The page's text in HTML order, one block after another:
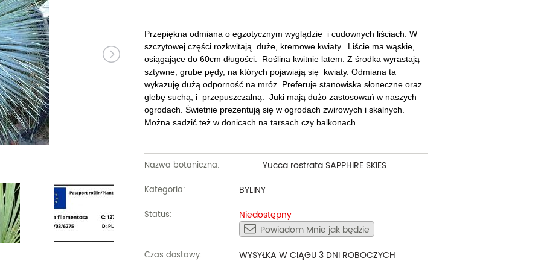
Truskawki i poziomki
Winogrona
Żurawiny
Pozostałe
Dęby
Glediczje
Głogi
Graby
Jabłonie ozdobne
Jarzębiny i jarząby
Wierzby
Wiśnie ozdobne
Złotokapy
Pozostałe
Forsycje
Hibiskusy
Hortensje
Jaśminowce
Kaliny
Kalmie
Krzewuszki
Pięciorniki
Piwonie
Pnącza
Powojniki - Clematisy
Różaneczniki
Tawuły i tawułki
Wisterie
Żarnowce
Pozostałe
Przepiękna odmiana o egzotycznym wyglądzie i cudownych liściach. W
szczytowej części rozkwitają duże, kremowe kwiaty. Liście ma wąskie,
osiągające do 60cm długości. Roślina kwitnie latem. Z środka wyrastają
sztywne, grube pędy, na których pojawiają się kwiaty. Odmiana ta
wykazuję dużą odporność na mróz. Preferuje stanowiska słoneczne oraz
glebę suchą, i przepuszczalną. Juki mają dużo zastosowań w naszych
ogrodach. Świetnie prezentują się w ogrodach żwirowych i skalnych.
Można sadzić też w donicach na tarsach czy balkonach.
Nazwa botaniczna: Yucca rostrata SAPPHIRE SKIES
Kategoria: BYLINY
Status:
Niedostępny
Powiadom Mnie jak będzie
Czas dostawy: WYSYŁKA W CIĄGU 3 DNI ROBOCZYCH